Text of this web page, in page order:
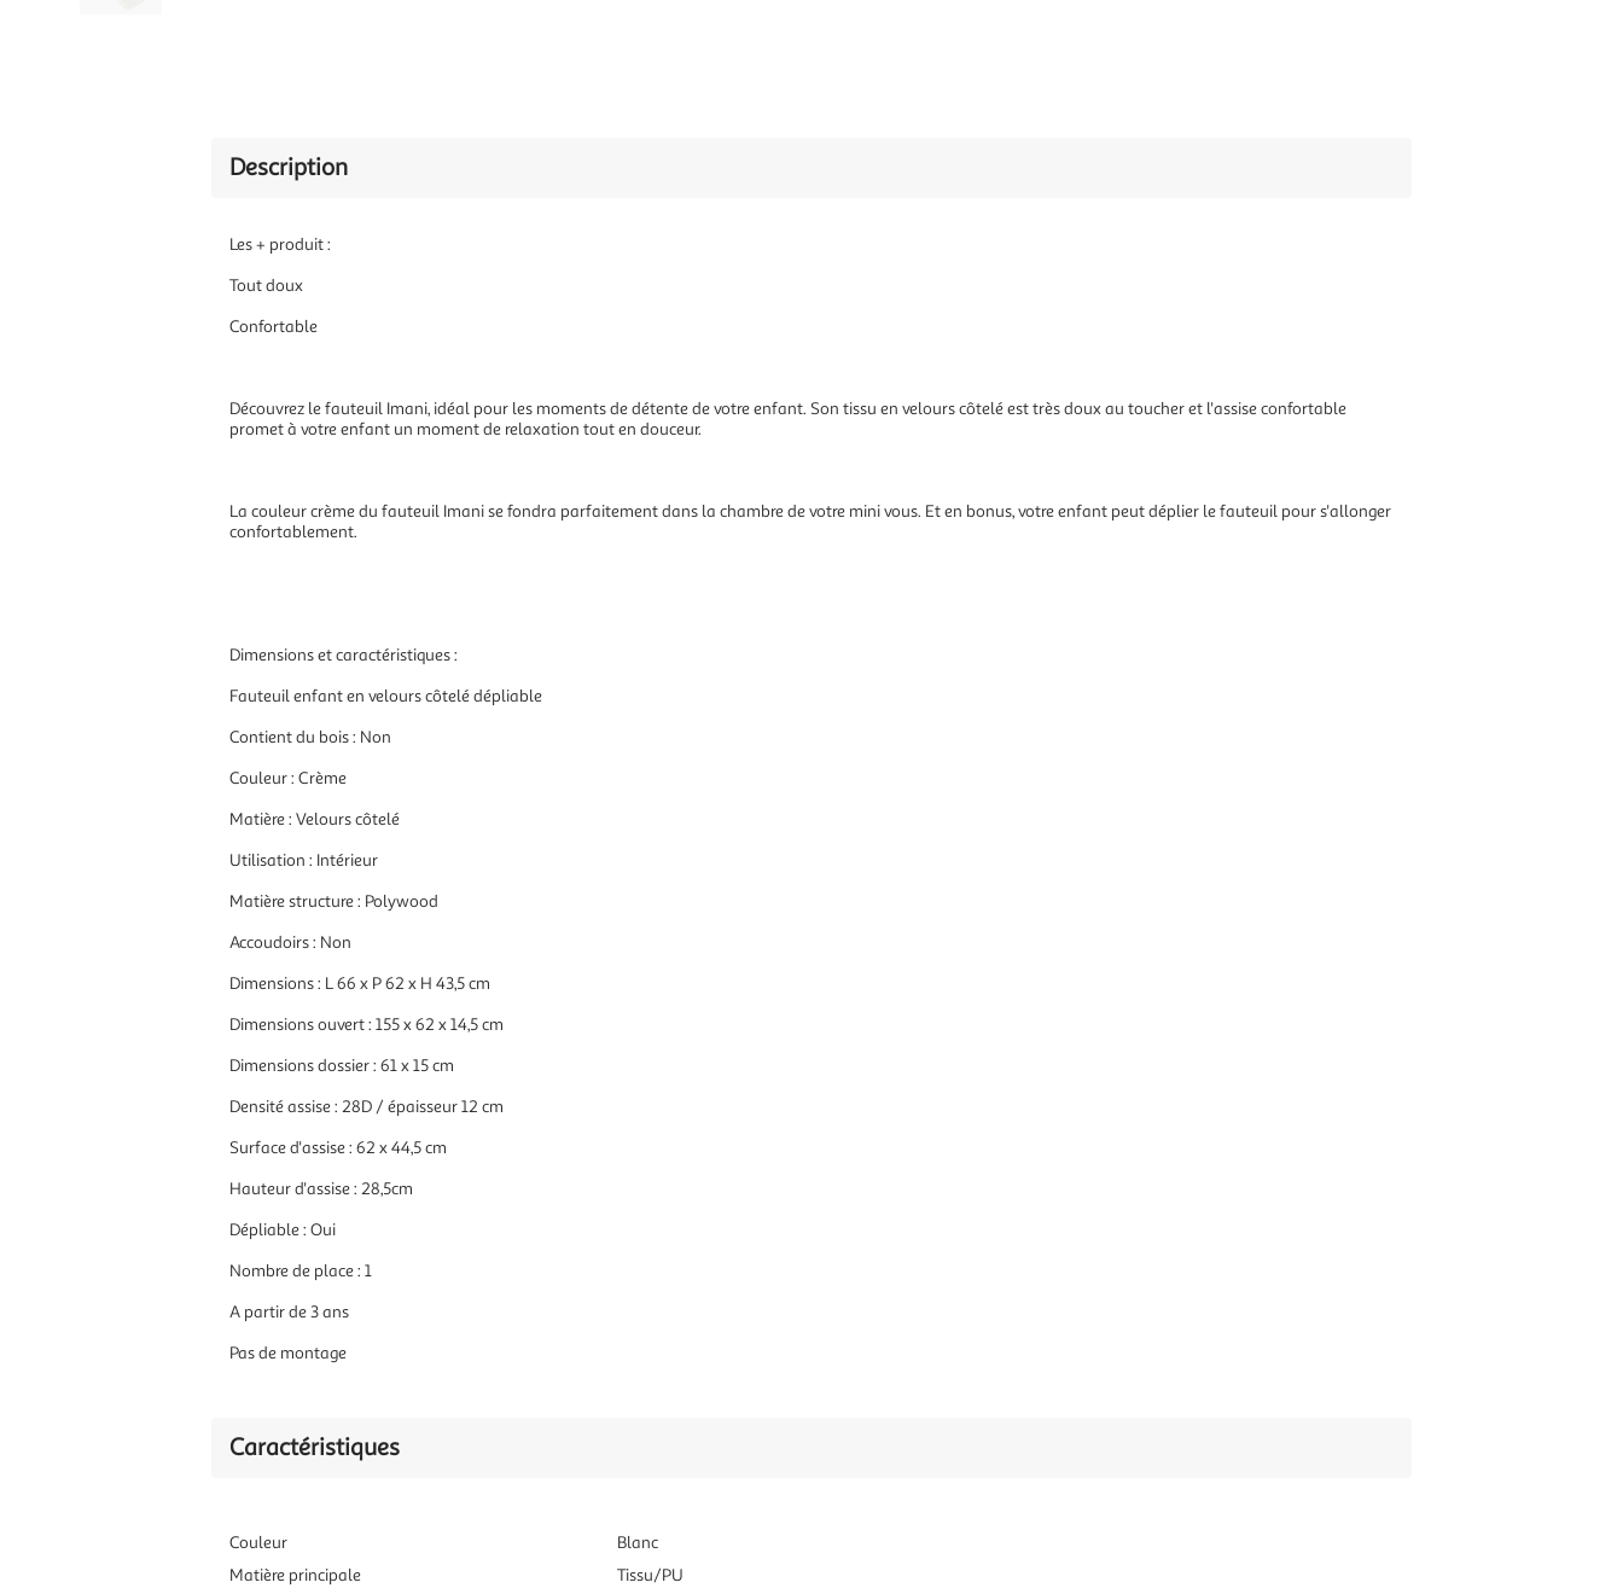
Description
Les + produit :
Tout doux
Confortable
Découvrez le fauteuil Imani, idéal pour les moments de détente de votre enfant. Son tissu en velours côtelé est très doux au toucher et l'assise confortable
promet à votre enfant un moment de relaxation tout en douceur.
La couleur crème du fauteuil Imani se fondra parfaitement dans la chambre de votre mini vous. Et en bonus, votre enfant peut déplier le fauteuil pour s'allonger
confortablement.
Dimensions et caractéristiques :
Fauteuil enfant en velours côtelé dépliable
Contient du bois : Non
Couleur : Crème
Matière : Velours côtelé
Utilisation : Intérieur
Matière structure : Polywood
Accoudoirs : Non
Dimensions : L 66 x P 62 x H 43,5 cm
Dimensions ouvert : 155 x 62 x 14,5 cm
Dimensions dossier : 61 x 15 cm
Densité assise : 28D / épaisseur 12 cm
Surface d'assise : 62 x 44,5 cm
Hauteur d'assise : 28,5cm
Dépliable : Oui
Nombre de place : 1
A partir de 3 ans
Pas de montage
Caractéristiques
Couleur
Blanc
Matière principale
Tissu/PU